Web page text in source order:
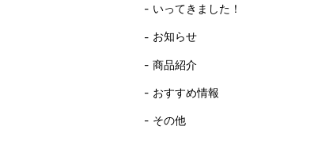
いってきました！
お知らせ
商品紹介
おすすめ情報
その他